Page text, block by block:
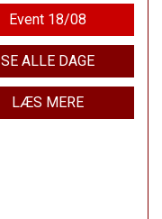
Event 18/08
SE ALLE DAGE
LÆS MERE